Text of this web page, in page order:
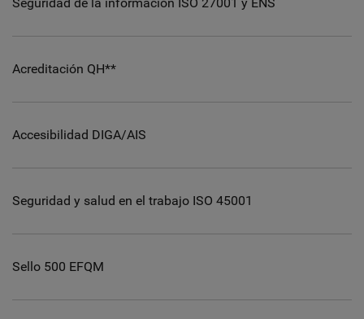
Acreditación QH**
Accesibilidad DIGA/AIS
Seguridad y salud en el trabajo ISO 45001
Sello 500 EFQM